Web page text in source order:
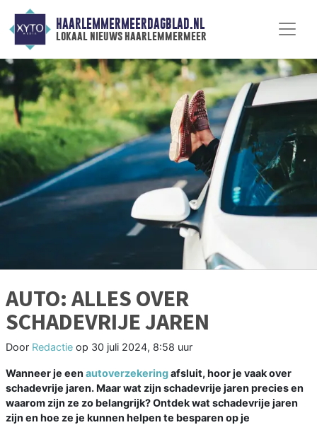
HAARLEMMERMEERDAGBLAD.NL
lokaal nieuws haarlemmermeer
AUTO: ALLES OVER
SCHADEVRIJE JAREN
Door Redactie op 30 juli 2024, 8:58 uur
Wanneer je een autoverzekeringafsluit, hoor je vaak over
schadevrije jaren. Maar wat zijn schadevrije jaren precies en
waarom zijn ze zo belangrijk? Ontdek wat schadevrije jaren
zijn en hoe ze je kunnen helpen te besparen op je